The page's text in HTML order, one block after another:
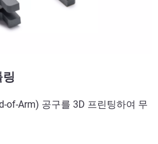
of-Arm) 공구를 3D 프린팅하여 무